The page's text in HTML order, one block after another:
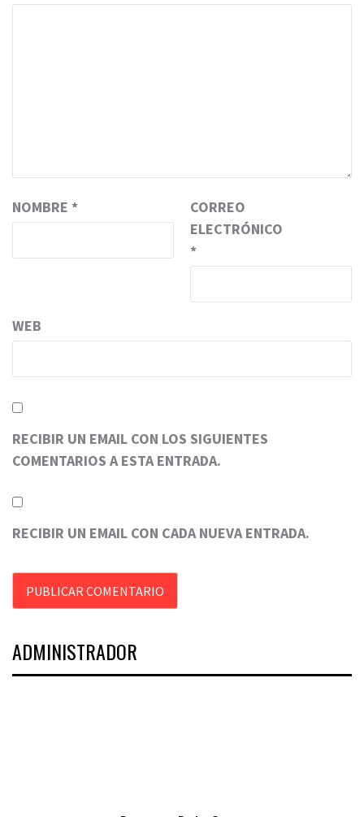
NOMBRE *
CORREO
ELECTRÓNICO
*
WEB
RECIBIR UN EMAIL CON LOS SIGUIENTES
COMENTARIOS A ESTA ENTRADA.
RECIBIR UN EMAIL CON CADA NUEVA ENTRADA.
ADMINISTRADOR